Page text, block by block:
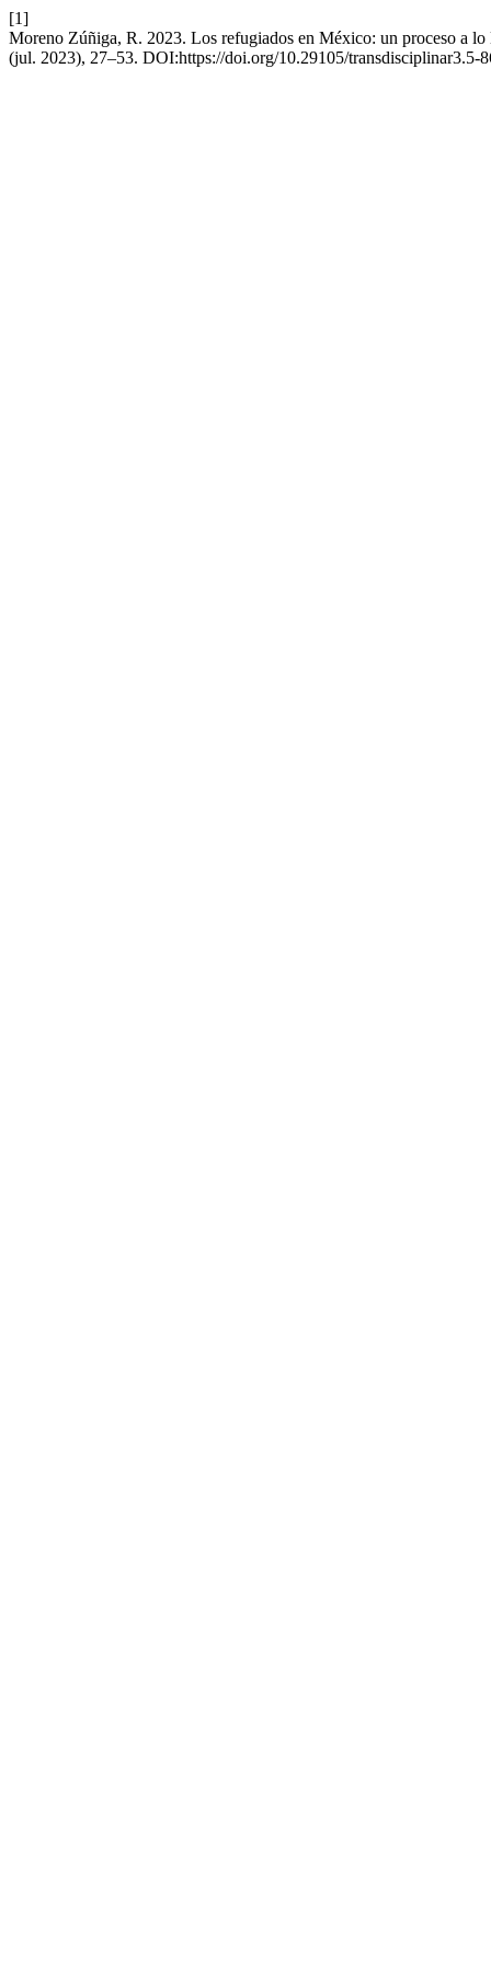
[1]
Moreno Zúñiga, R. 2023. Los refugiados en México: un proceso a
(jul. 2023), 27–53. DOI:https://doi.org/10.29105/transdisciplinar3.5-